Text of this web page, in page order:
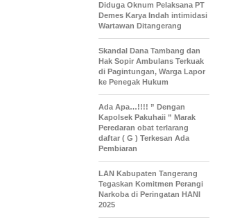
Diduga Oknum Pelaksana PT
Demes Karya Indah intimidasi
Wartawan Ditangerang
Skandal Dana Tambang dan
Hak Sopir Ambulans Terkuak
di Pagintungan, Warga Lapor
ke Penegak Hukum
Ada Apa…!!!! ” Dengan
Kapolsek Pakuhaii ” Marak
Peredaran obat terlarang
daftar ( G ) Terkesan Ada
Pembiaran
LAN Kabupaten Tangerang
Tegaskan Komitmen Perangi
Narkoba di Peringatan HANI
2025